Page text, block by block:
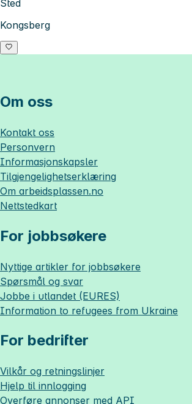
Sted
Kongsberg
Om oss
Kontakt oss
Personvern
Informasjonskapsler
Tilgjengelighetserklæring
Om arbeidsplassen.no
Nettstedkart
For jobbsøkere
Nyttige artikler for jobbsøkere
Spørsmål og svar
Jobbe i utlandet (EURES)
Information to refugees from Ukraine
For bedrifter
Vilkår og retningslinjer
Hjelp til innlogging
Overføre annonser med API